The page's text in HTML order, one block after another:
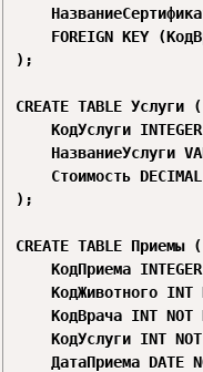
FOREIGN KEY
);
CREATE TABLE Услуги (
КодУслуги
НазваниеУслуги
Стоимость
);
CREATE TABLE Приемы (
КодПриема
КодЖивотного INT
КодВрача INT NOT
КодУслуги INT
ДатаПриема DATE